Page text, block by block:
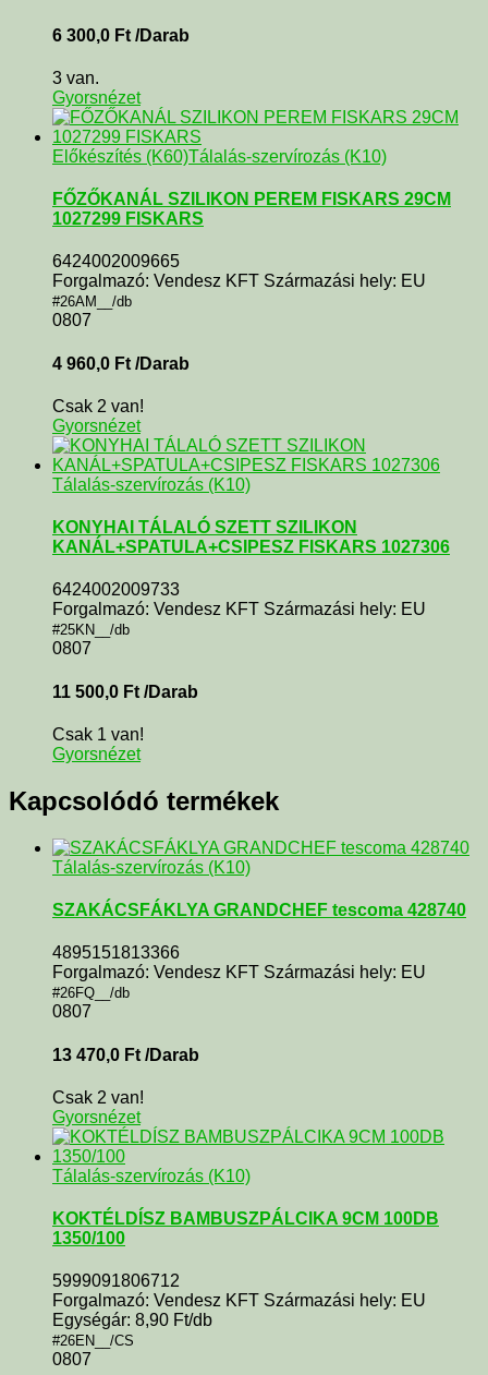
6 300,0 Ft /Darab
3 van.
Gyorsnézet
Előkészítés (K60)Tálalás-szervírozás (K10)
FŐZŐKANÁL SZILIKON PEREM FISKARS 29CM
1027299 FISKARS
6424002009665
Forgalmazó: Vendesz KFT Származási hely: EU
#26AM__/db
0807
4 960,0 Ft /Darab
Csak 2 van!
Gyorsnézet
Tálalás-szervírozás (K10)
KONYHAI TÁLALÓ SZETT SZILIKON
KANÁL+SPATULA+CSIPESZ FISKARS 1027306
6424002009733
Forgalmazó: Vendesz KFT Származási hely: EU
#25KN__/db
0807
11 500,0 Ft /Darab
Csak 1 van!
Gyorsnézet
Kapcsolódó termékek
Tálalás-szervírozás (K10)
SZAKÁCSFÁKLYA GRANDCHEF tescoma 428740
4895151813366
Forgalmazó: Vendesz KFT Származási hely: EU
#26FQ__/db
0807
13 470,0 Ft /Darab
Csak 2 van!
Gyorsnézet
Tálalás-szervírozás (K10)
KOKTÉLDÍSZ BAMBUSZPÁLCIKA 9CM 100DB
1350/100
5999091806712
Forgalmazó: Vendesz KFT Származási hely: EU
Egységár: 8,90 Ft/db
#26EN__/CS
0807